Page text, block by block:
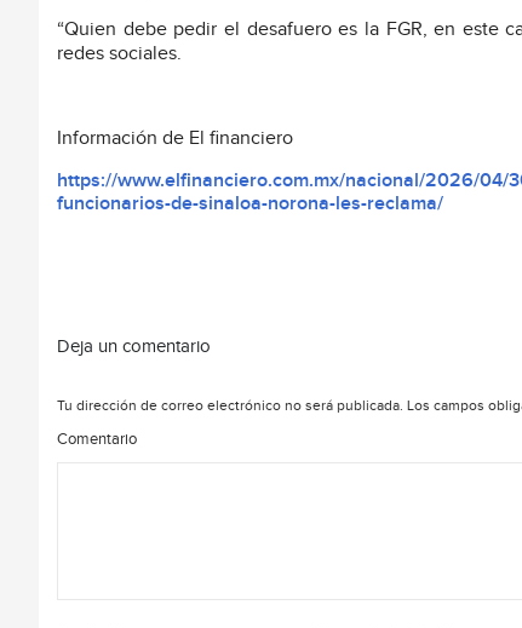
“Quien debe pedir el desafuero es la FGR, en este
redes sociales.
Información de El financiero
https://www.elfinanciero.com.mx/nacional/2026/04/
funcionarios-de-sinaloa-norona-les-reclama/
Deja un comentario
Tu dirección de correo electrónico no será publicada. Los campos
Comentario